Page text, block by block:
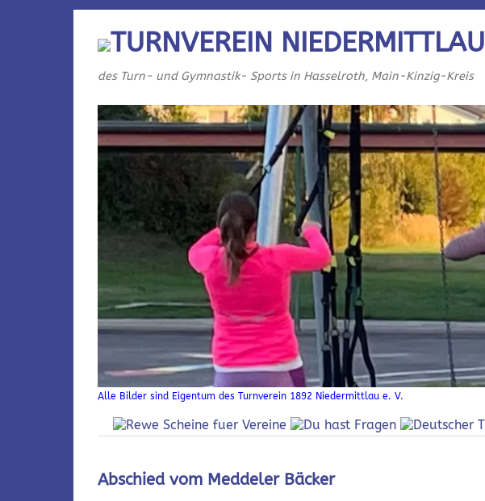
TURNVEREIN NIEDERMITTLAU
des Turn- und Gymnastik- Sports in Hasselroth, Main-Kinzig-Kreis
Alle Bilder sind Eigentum des Turnverein 1892 Niedermittlau e. V.
Abschied vom Meddeler Bäcker